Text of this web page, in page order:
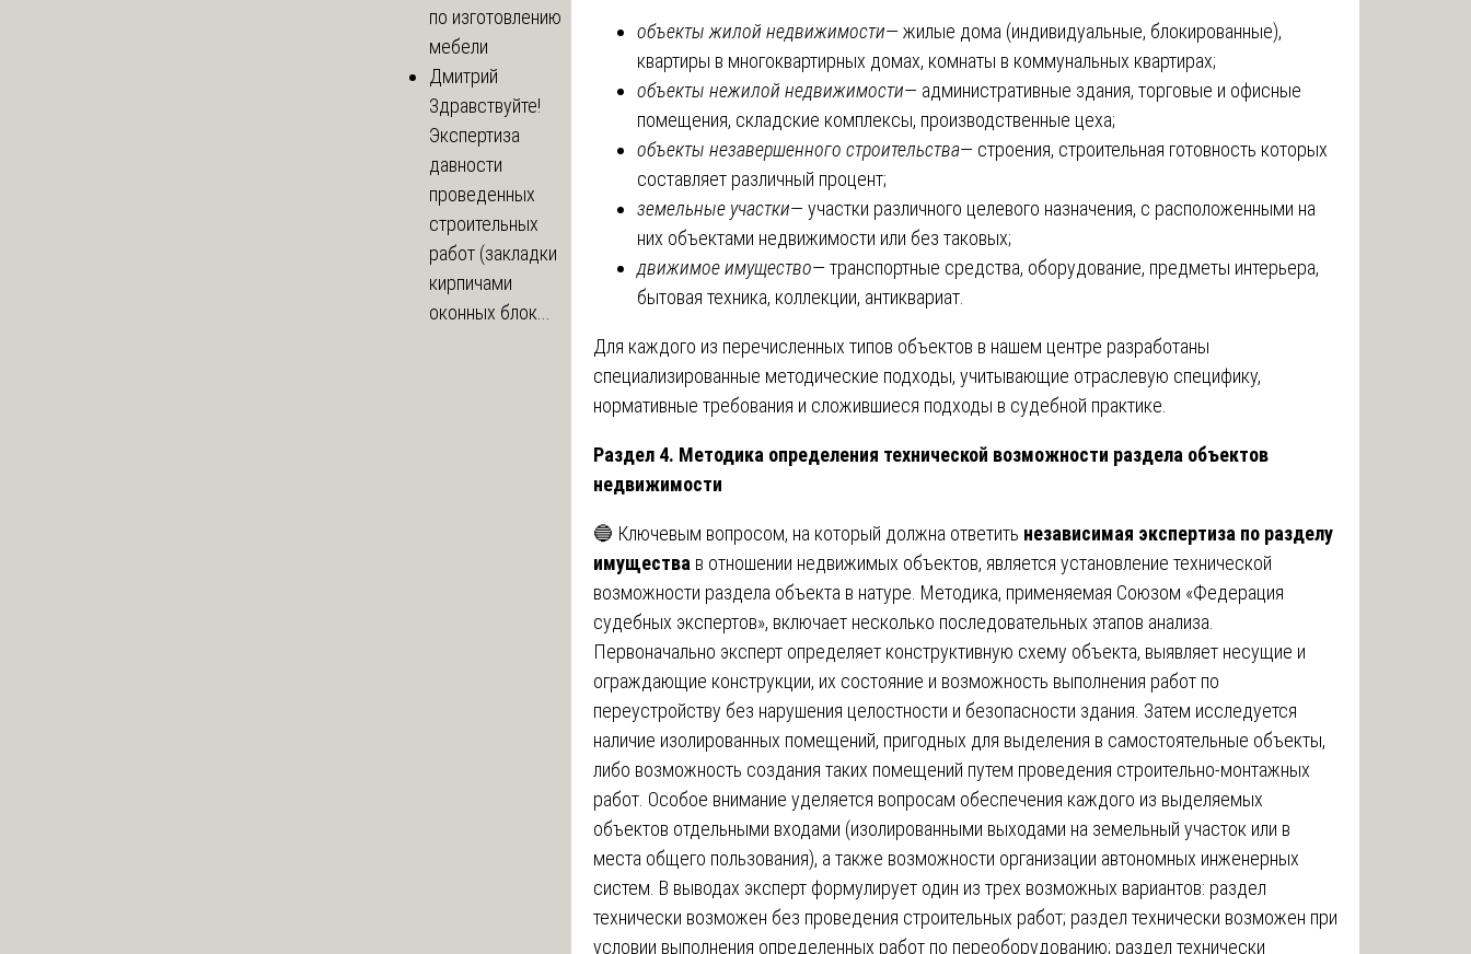
объекты жилой недвижимости— жилые дома (индивидуальные, блокированные),
квартиры в многоквартирных домах, комнаты в коммунальных квартирах;
объекты нежилой недвижимости— административные здания, торговые и офисные
помещения, складские комплексы, производственные цеха;
объекты незавершенного строительства— строения, строительная готовность которых
составляет различный процент;
земельные участки— участки различного целевого назначения, с расположенными на
них объектами недвижимости или без таковых;
движимое имущество— транспортные средства, оборудование, предметы интерьера,
бытовая техника, коллекции, антиквариат.
Для каждого из перечисленных типов объектов в нашем центре разработаны
специализированные методические подходы, учитывающие отраслевую специфику,
нормативные требования и сложившиеся подходы в судебной практике.
Раздел 4. Методика определения технической возможности раздела объектов
недвижимости
🔵 Ключевым вопросом, на который должна ответить независимая экспертиза по разделу
имущества в отношении недвижимых объектов, является установление технической
возможности раздела объекта в натуре. Методика, применяемая Союзом «Федерация
судебных экспертов», включает несколько последовательных этапов анализа.
Первоначально эксперт определяет конструктивную схему объекта, выявляет несущие и
ограждающие конструкции, их состояние и возможность выполнения работ по
переустройству без нарушения целостности и безопасности здания. Затем исследуется
наличие изолированных помещений, пригодных для выделения в самостоятельные объекты,
либо возможность создания таких помещений путем проведения строительно-монтажных
работ. Особое внимание уделяется вопросам обеспечения каждого из выделяемых
объектов отдельными входами (изолированными выходами на земельный участок или в
места общего пользования), а также возможности организации автономных инженерных
систем. В выводах эксперт формулирует один из трех возможных вариантов: раздел
технически возможен без проведения строительных работ; раздел технически возможен при
условии выполнения определенных работ по переоборудованию; раздел технически
по изготовлению
мебели
Дмитрий
Здравствуйте!
Экспертиза
давности
проведенных
строительных
работ (закладки
кирпичами
оконных блок...